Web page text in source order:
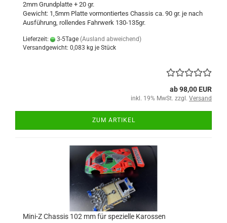
2mm Grundplatte + 20 gr.
Gewicht: 1,5mm Platte vormontiertes Chassis ca. 90 gr. je nach
Ausführung, rollendes Fahrwerk 130-135gr.
Lieferzeit: 3-5Tage (Ausland abweichend)
Versandgewicht: 0,083 kg je Stück
ab 98,00 EUR
inkl. 19% MwSt. zzgl. Versand
ZUM ARTIKEL
Mini-Z Chassis 102 mm für spezielle Karossen